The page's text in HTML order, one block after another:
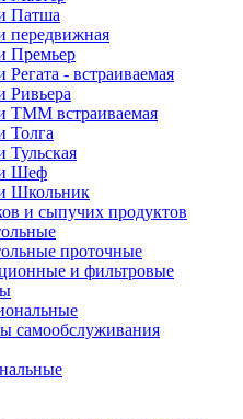
Патша
передвижная
Премьер
Регата - встраиваемая
Ривьера
ТММ встраиваемая
Толга
Тульская
Шеф
Школьник
и сыпучих продуктов
проточные
и фильтровые
самообслуживания